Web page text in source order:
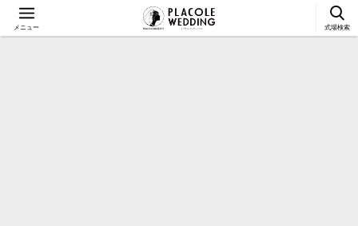
メニュー 式場検索